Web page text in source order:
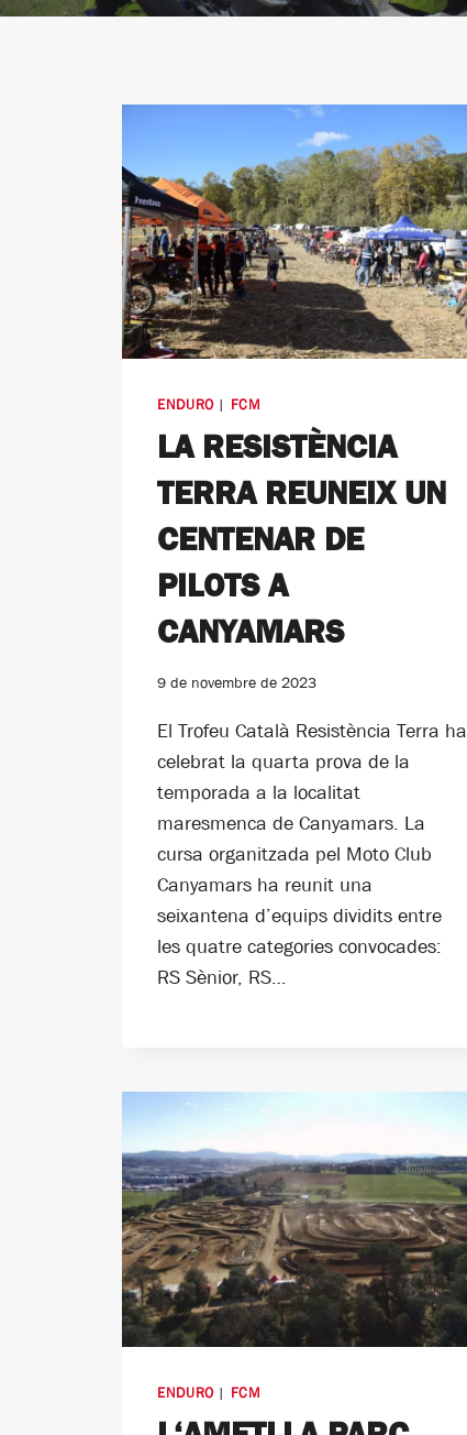
ENDURO| FCM
LA RESISTÈNCIA
TERRA REUNEIX UN
CENTENAR DE
PILOTS A
CANYAMARS
9 de novembre de 2023
El Trofeu Català Resistència Terra ha
celebrat la quarta prova de la
temporada a la localitat
maresmenca de Canyamars. La
cursa organitzada pel Moto Club
Canyamars ha reunit una
seixantena d’equips dividits entre
les quatre categories convocades:
RS Sènior, RS…
ENDURO| FCM